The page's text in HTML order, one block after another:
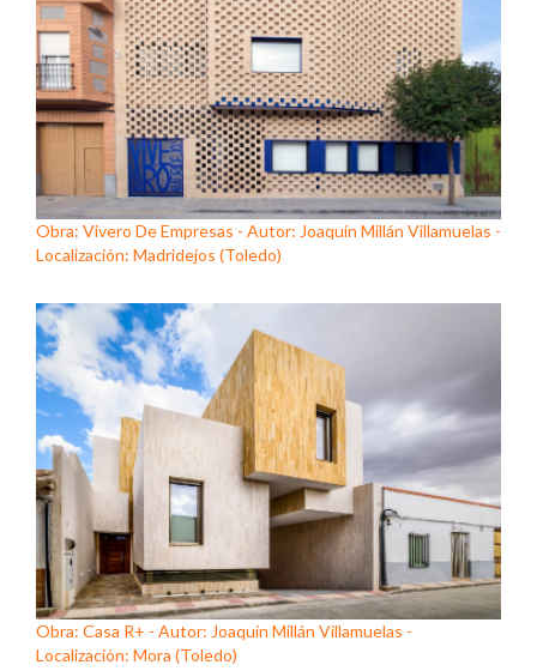
Obra: Vivero De Empresas - Autor: Joaquín Millán Villamuelas -
Localización: Madridejos (Toledo)
Obra: Casa R+ - Autor: Joaquín Millán Villamuelas -
Localización: Mora (Toledo)